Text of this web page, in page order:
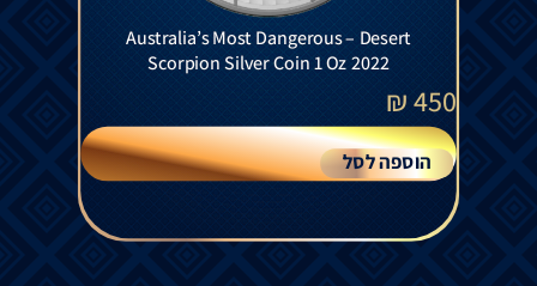
Australia’s Most Dangerous – Desert
Scorpion Silver Coin 1 Oz 2022
450
₪
הוספה לסל